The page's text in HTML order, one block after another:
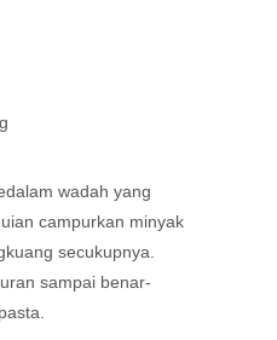
wadah yang
campurkan minyak
secukupnya.
sampai benar-